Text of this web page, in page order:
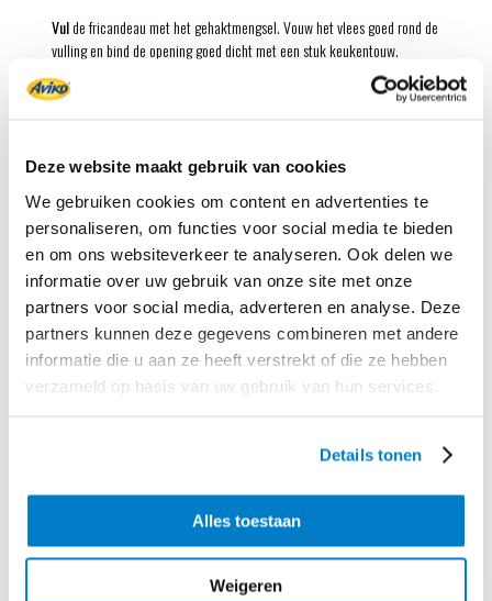
Deze website maakt gebruik van cookies
We gebruiken cookies om content en advertenties te
personaliseren, om functies voor social media te bieden
en om ons websiteverkeer te analyseren. Ook delen we
informatie over uw gebruik van onze site met onze
partners voor social media, adverteren en analyse. Deze
partners kunnen deze gegevens combineren met andere
informatie die u aan ze heeft verstrekt of die ze hebben
verzameld op basis van uw gebruik van hun services.
Details tonen
Alles toestaan
Weigeren
Vulde fricandeau met het gehaktmengsel. Vouw het vlees goed rond de
vulling en bind de opening goed dicht met een stuk keukentouw.
Smelt
in een braadpan de boter. Bestrooi de fricandeau met zout en
regelmatig.
Rijgde Pom’ Duchesses aan de takjes rozemarijn. Leg de spiesjes op de
bakplaat. Bak de aardappeltorentjes in de voorverwarmde oven in 15
minuten goudbruin en gaar.
Laatde fricandeau onder aluminiumfolie 8-10 minuten rusten. Verhit de
grillpan. Bestrijk de aspergebroccoli dun met de olijfolie en gril ze in 6-
8 minuten beetgaar. Bestrooi met zout en peper naar smaak.
Snijdde gevulde fricandeau in plakken en verdeel over 4 borden.
Serveer met de aardappel-rozemarijnspiesjes en de aspergebroccoli.
Gevuld vlees staat altijd feestelijk op tafel en valt bij iedereen in de
en geurige rozemarijn.
Tip:Vries de rest van de rozemarijnnaaldjes in, eventueel in kleine